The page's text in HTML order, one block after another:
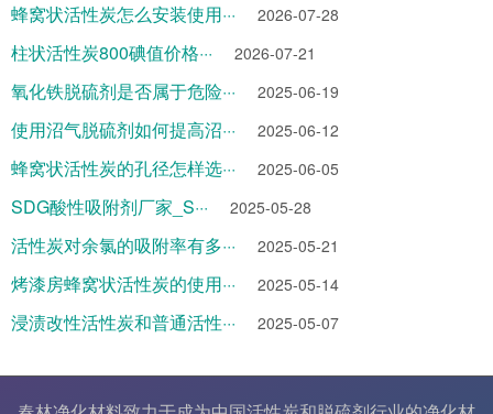
蜂窝状活性炭怎么安装使用··· 2026-07-28
柱状活性炭800碘值价格··· 2026-07-21
氧化铁脱硫剂是否属于危险··· 2025-06-19
使用沼气脱硫剂如何提高沼··· 2025-06-12
蜂窝状活性炭的孔径怎样选··· 2025-06-05
SDG酸性吸附剂厂家_S··· 2025-05-28
活性炭对余氯的吸附率有多··· 2025-05-21
烤漆房蜂窝状活性炭的使用··· 2025-05-14
浸渍改性活性炭和普通活性··· 2025-05-07